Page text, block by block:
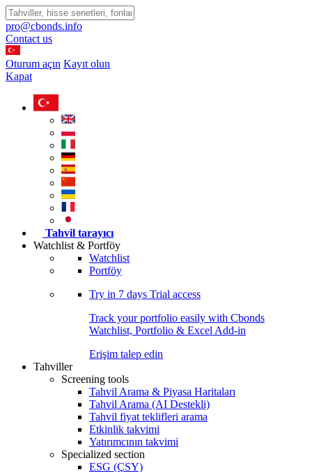
pro@cbonds.info
Contact us
Oturum açın Kayıt olun
Kapat
Tahvil tarayıcı
Watchlist & Portföy
Watchlist
Portföy
Try in 7 days Trial access
Track your portfolio easily with Cbonds
Watchlist, Portfolio & Excel Add-in
Erişim talep edin
Tahviller
Screening tools
Tahvil Arama & Piyasa Haritaları
Tahvil Arama (AI Destekli)
Tahvil fiyat teklifleri arama
Etkinlik takvimi
Yatırımcının takvimi
Specialized section
ESG (ÇSY)